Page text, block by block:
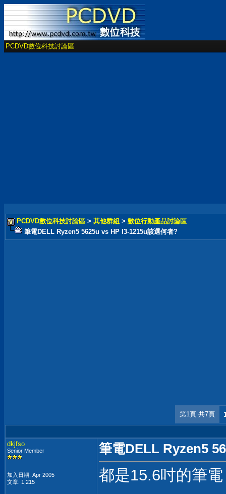
PCDVD數位科技討論區
PCDVD數位科技討論區 > 其他群組 > 數位行動產品討論區
筆電DELL Ryzen5 5625u vs HP I3-1215u該選何者?
第1頁 共7頁
dkjfso
Senior Member
加入日期: Apr 2005
文章: 1,215
筆電DELL Ryzen5
都是15.6吋的筆電